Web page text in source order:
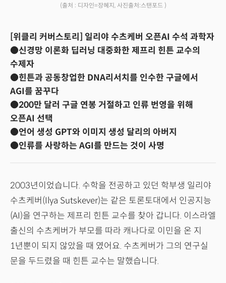
(출처 : 디자인=장혜지, 사진출처:스탠포드 )
[위클리 커버스토리] 일리야 수츠케버 오픈AI 수석 과학자
●신경망 이론화 딥러닝 대중화한 제프리 힌튼 교수의
수제자
●힌튼과 공동창업한 DNA리서치를 인수한 구글에서
AGI를 꿈꾸다
●200만 달러 구글 연봉 거절하고 인류 번영을 위해
오픈AI 선택
●언어 생성 GPT와 이미지 생성 달리의 아버지
●인류를 사랑하는 AGI를 만드는 것이 사명
2003년이었습니다. 수학을 전공하고 있던 학부생 일리야
수츠케버(Ilya Sutskever)는 같은 토론토대에서 인공지능
(AI)을 연구하는 제프리 힌튼 교수를 찾아 갑니다. 이스라엘
출신의 수츠케버가 부모를 따라 캐나다로 이민을 온 지
1년뿐이 되지 않았을 때 였어요. 수츠케버가 그의 연구실
문을 두드렸을 때 힌튼 교수는 말했습니다.